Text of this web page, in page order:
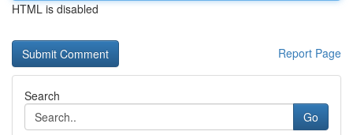
HTML is disabled
Report Page
Search
Go